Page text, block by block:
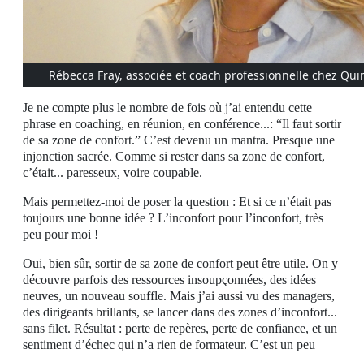
Rébecca Fray, associée et coach professionnelle chez
Je ne compte plus le nombre de fois où j’ai entendu cette
phrase en coaching, en réunion, en conférence...: “Il faut sortir
de sa zone de confort.” C’est devenu un mantra. Presque une
injonction sacrée. Comme si rester dans sa zone de confort,
c’était... paresseux, voire coupable.
Mais permettez-moi de poser la question : Et si ce n’était pas
toujours une bonne idée ? L’inconfort pour l’inconfort, très
peu pour moi !
Oui, bien sûr, sortir de sa zone de confort peut être utile. On y
découvre parfois des ressources insoupçonnées, des idées
neuves, un nouveau souffle. Mais j’ai aussi vu des managers,
des dirigeants brillants, se lancer dans des zones d’inconfort...
sans filet. Résultat : perte de repères, perte de confiance, et un
sentiment d’échec qui n’a rien de formateur. C’est un peu